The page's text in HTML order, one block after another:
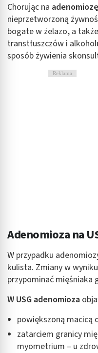
Chorując na adenomiozę
nieprzetworzoną
bogate w żelazo, a
transtłuszczów i
sposób żywienia
Reklama
Adenomioza na
W przypadku
kulista. Zmiany w
przypominać mięśniaka
W USG adenomioza
powiększoną macicą
zatarciem granicy
myometrium – u